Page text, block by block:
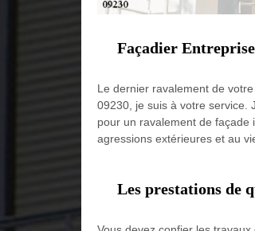
Façadier
Le dernier ravalement de
09230, je suis à votre service.
pour un ravalement de façade
agressions extérieures et au
Les prestations de